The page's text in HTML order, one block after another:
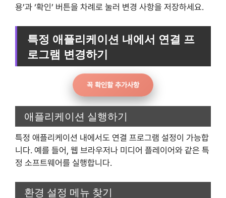
용’과 ‘확인’ 버튼을 차례로 눌러 변경 사항을 저장하세요.
특정 애플리케이션 내에서 연결 프
로그램 변경하기
꼭 확인할 추가사항
애플리케이션 실행하기
특정 애플리케이션 내에서도 연결 프로그램 설정이 가능합
니다. 예를 들어, 웹 브라우저나 미디어 플레이어와 같은 특
정 소프트웨어를 실행합니다.
환경 설정 메뉴 찾기